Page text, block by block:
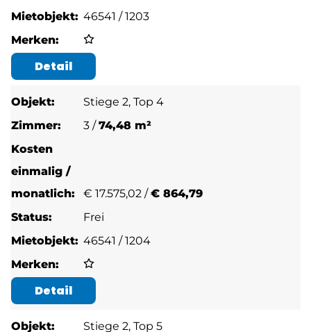
46541 / 1203
Detail
Stiege 2, Top 4
3 /74,48 m²
€ 17.575,02 /€ 864,79
Frei
46541 / 1204
Detail
Stiege 2, Top 5